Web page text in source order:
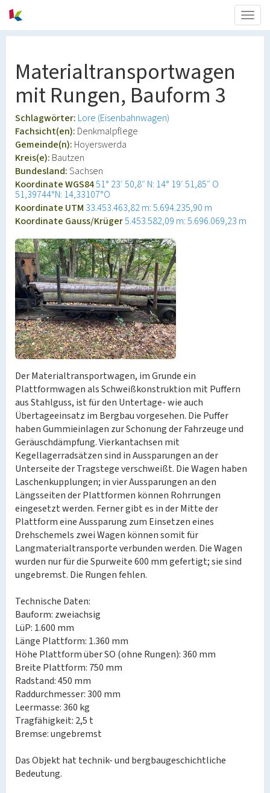
Materialtransportwagen
mit Rungen, Bauform 3
Schlagwörter: Lore (Eisenbahnwagen)
Fachsicht(en): Denkmalpflege
Gemeinde(n): Hoyerswerda
Kreis(e): Bautzen
Bundesland:Sachsen
Koordinate WGS8451° 23′ 50,8″ N: 14° 19′ 51,85″ O
51,39744°N: 14,33107°O
Koordinate UTM 33.453.463,82 m: 5.694.235,90 m
Koordinate Gauss/Krüger5.453.582,09 m: 5.696.069,23 m
Der Materialtransportwagen, im Grunde ein
Plattformwagen als Schweißkonstruktion mit Puffern
aus Stahlguss, ist für den Untertage- wie auch
Übertageeinsatz im Bergbau vorgesehen. Die Puffer
haben Gummieinlagen zur Schonung der Fahrzeuge und
Geräuschdämpfung. Vierkantachsen mit
Kegellagerradsätzen sind in Aussparungen an der
Unterseite der Tragstege verschweißt. Die Wagen haben
Laschenkupplungen; in vier Aussparungen an den
Längsseiten der Plattformen können Rohrrungen
eingesetzt werden. Ferner gibt es in der Mitte der
Plattform eine Aussparung zum Einsetzen eines
Drehschemels zwei Wagen können somit für
Langmaterialtransporte verbunden werden. Die Wagen
wurden nur für die Spurweite 600 mm gefertigt; sie sind
ungebremst. Die Rungen fehlen.
Technische Daten:
Bauform: zweiachsig
LüP: 1.600 mm
Länge Plattform: 1.360 mm
Höhe Plattform über SO (ohne Rungen): 360 mm
Breite Plattform: 750 mm
Radstand: 450 mm
Raddurchmesser: 300 mm
Leermasse: 360 kg
Tragfähigkeit: 2,5 t
Bremse: ungebremst
Das Objekt hat technik- und bergbaugeschichtliche
Bedeutung.